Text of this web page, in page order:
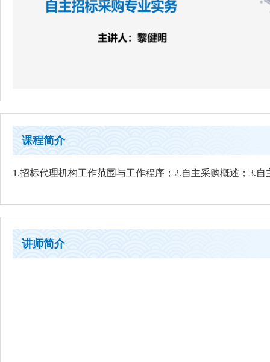
课程简介
1.招标代理机构工作范围与工作程序；2.自主采购概述；3.
讲师简介